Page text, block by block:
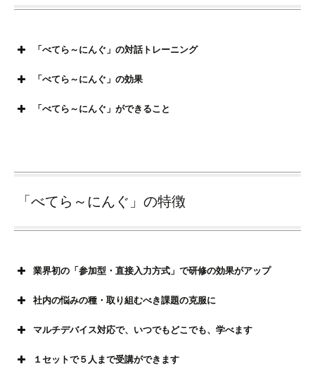
「べてら～にんぐ」の対話トレーニング
「べてら～にんぐ」の効果
「べてら～にんぐ」ができること
「べてら～にんぐ」の特徴
業界初の「参加型・直接入力方式」で研修の効果がアップ
社内の悩みの種・取り組むべき課題の克服に
マルチデバイス対応で、いつでもどこでも、学べます
１セットで５人まで受講ができます